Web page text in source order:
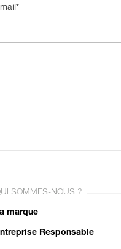
SOMMES-NOUS ?
marque
Responsable